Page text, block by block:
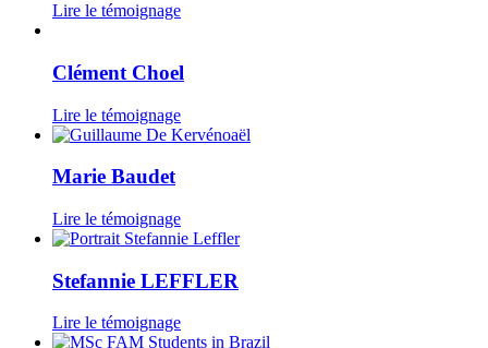
Lire le témoignage
Clément Choel
Lire le témoignage
Marie Baudet
Lire le témoignage
Stefannie LEFFLER
Lire le témoignage